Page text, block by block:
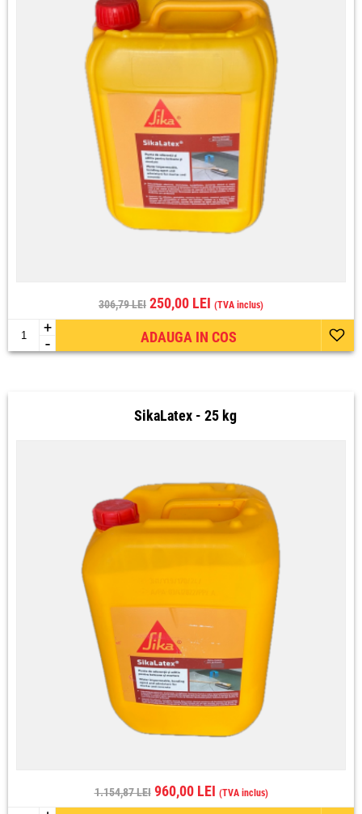
306,79 LEI 250,00 LEI (TVA inclus)
+
- ADAUGA IN COS
SikaLatex - 25 kg
1.154,87 LEI960,00 LEI (TVA inclus)